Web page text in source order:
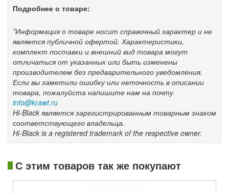
Подробнее о товаре:
*Информация о товаре носит справочный характер и не
является публичной офертой. Характеристики,
комплект поставки и внешний вид товара могут
отличаться от указанных или быть изменены
производителем без предварительного уведомления.
Если вы заметили ошибку или неточность в описании
товара, пожалуйста напишите нам на почту
info@krawt.ru
Hi-Black является зарегистрированным товарным знаком
соответствующего владельца.
Hi-Black is a registered trademark of the respective owner.
С этим товаров так же покупают